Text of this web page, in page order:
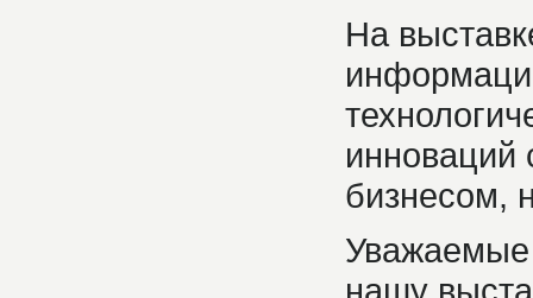
На
инноваций
бизнесом,
Уважаемые